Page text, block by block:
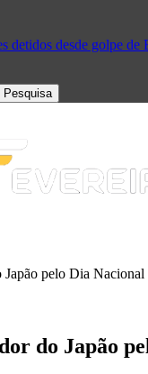
detidos desde golpe de
pelo Dia Nacional
do Japão